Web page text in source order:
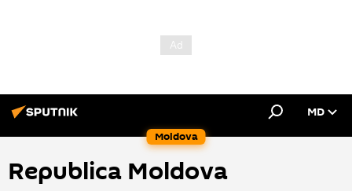
Moldova
MD
Republica Moldova